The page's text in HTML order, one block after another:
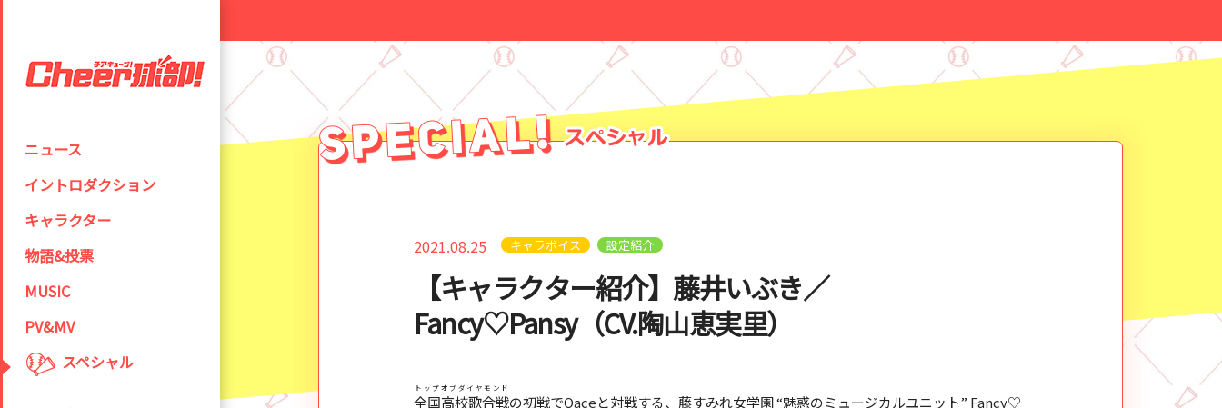
ニュース
イントロダクション
キャラクター
物語&投票
MUSIC
PV&MV
スペシャル
2021.08.25 キャラボイス 設定紹介
【キャラクター紹介】藤井いぶき／
Fancy♡Pansy（CV.陶山恵実里）
全国高校歌合戦
トップオブダイヤモンド
の初戦でQaceと対戦する、藤すみれ女学園 “魅惑のミュージカルユニット” Fancy♡